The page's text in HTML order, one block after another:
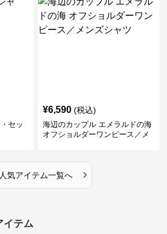
セッ
¥6,590 (税込)
海辺のカップル エメラルドの海
オフショルダーワンピース／メ
人気アイテム一覧へ ›
イテム